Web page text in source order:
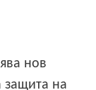
нов
защита на